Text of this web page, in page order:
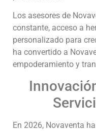
Los asesores de
constante, acceso a
personalizado para
ha convertido a
empoderamiento y
En 2026, Novaventa